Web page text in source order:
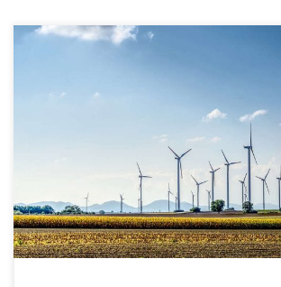
Jörg Rehmann sprach mit dem Dokumentarfilmer
seinem Kino-Dokumentarfilm „Der Bauer und sein
„The uncertainity has settled“) […]